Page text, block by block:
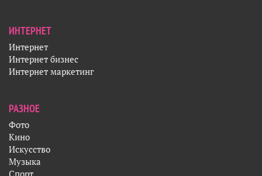
ИНТЕРНЕТ
Интернет
Интернет бизнес
Интернет маркетинг
РАЗНОЕ
Фото
Кино
Искусство
Музыка